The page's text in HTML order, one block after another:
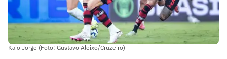
Kaio Jorge (Foto: Gustavo Aleixo/Cruzeiro)